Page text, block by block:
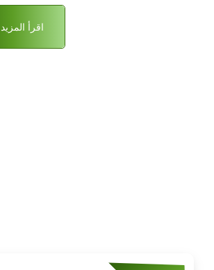
اقرأ المزيد